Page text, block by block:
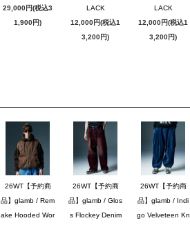
29,000円(税込3
1,900円)
LACK
12,000円(税込1
3,200円)
LACK
12,000円(税込1
3,200円)
26WT【予約商
品】glamb / Rem
ake Hooded Wor
26WT【予約商
品】glamb / Glos
s Flockey Denim
26WT【予約商
品】glamb / Indi
go Velveteen Kn